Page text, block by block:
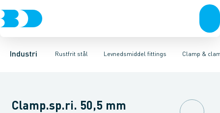
Industri Rustfrit stål
VentilerRustfrit stålSort stålGalvaniseret stål PlastIndustri
Levnedsmiddel fittings
Svejsefittings ASTM svejsefittingsLevnedsmiddel fittings
Clamp &
Bøjninger T-stykker Excentriske reduktionerKoncentriske
Clamp.sp.ri. 50,5 mm